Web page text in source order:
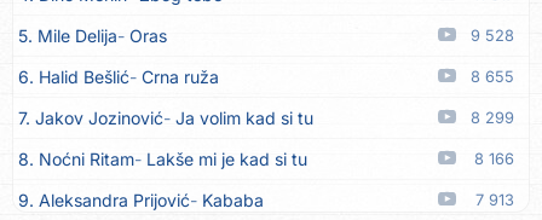
16. Rusko Richie Ti i ja 06.08
17. Azra Husarkić Ako treba 06.08
18. Azra Husarkić Ljubavnice 06.08
19. Azra Husarkić Zakon jačeg 06.08
20. Azra Husarkić Premalo 06.08
5. Mile Delija Oras 9 528
6. Halid Bešlić Crna ruža 8 655
7. Jakov Jozinović Ja volim kad si tu 8 299
8. Noćni Ritam Lakše mi je kad si tu 8 166
9. Aleksandra Prijović Kababa 7 913